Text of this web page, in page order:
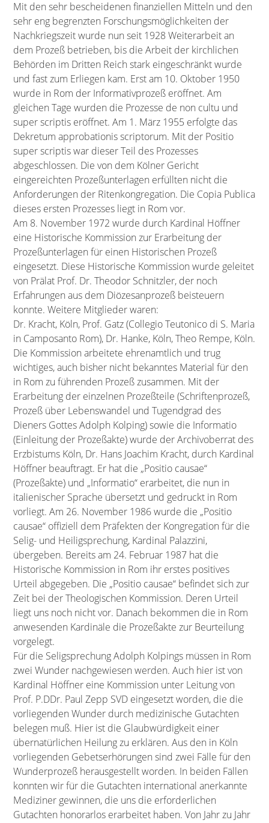
Mit den sehr bescheidenen finanziellen Mitteln und den
sehr eng begrenzten Forschungsmöglichkeiten der
Nachkriegszeit wurde nun seit 1928 Weiterarbeit an
dem Prozeß betrieben, bis die Arbeit der kirchlichen
Behörden im Dritten Reich stark eingeschränkt wurde
und fast zum Erliegen kam. Erst am 10. Oktober 1950
wurde in Rom der Informativprozeß eröffnet. Am
gleichen Tage wurden die Prozesse de non cultu und
super scriptis eröffnet. Am 1. März 1955 erfolgte das
Dekretum approbationis scriptorum. Mit der Positio
super scriptis war dieser Teil des Prozesses
abgeschlossen. Die von dem Kölner Gericht
eingereichten Prozeßunterlagen erfüllten nicht die
Anforderungen der Ritenkongregation. Die Copia Publica
dieses ersten Prozesses liegt in Rom vor.
Am 8. November 1972 wurde durch Kardinal Höffner
eine Historische Kommission zur Erarbeitung der
Prozeßunterlagen für einen Historischen Prozeß
eingesetzt. Diese Historische Kommission wurde geleitet
von Prälat Prof. Dr. Theodor Schnitzler, der noch
Erfahrungen aus dem Diözesanprozeß beisteuern
konnte. Weitere Mitglieder waren:
Dr. Kracht, Köln, Prof. Gatz (Collegio Teutonico di S. Maria
in Camposanto Rom), Dr. Hanke, Köln, Theo Rempe, Köln.
Die Kommission arbeitete ehrenamtlich und trug
wichtiges, auch bisher nicht bekanntes Material für den
in Rom zu führenden Prozeß zusammen. Mit der
Erarbeitung der einzelnen Prozeßteile (Schriftenprozeß,
Prozeß über Lebenswandel und Tugendgrad des
Dieners Gottes Adolph Kolping) sowie die Informatio
(Einleitung der Prozeßakte) wurde der Archivoberrat des
Erzbistums Köln, Dr. Hans Joachim Kracht, durch Kardinal
Höffner beauftragt. Er hat die „Positio causae“
(Prozeßakte) und „Informatio“ erarbeitet, die nun in
italienischer Sprache übersetzt und gedruckt in Rom
vorliegt. Am 26. November 1986 wurde die „Positio
causae“ offiziell dem Präfekten der Kongregation für die
Selig- und Heiligsprechung, Kardinal Palazzini,
übergeben. Bereits am 24. Februar 1987 hat die
Historische Kommission in Rom ihr erstes positives
Urteil abgegeben. Die „Positio causae“ befindet sich zur
Zeit bei der Theologischen Kommission. Deren Urteil
liegt uns noch nicht vor. Danach bekommen die in Rom
anwesenden Kardinäle die Prozeßakte zur Beurteilung
vorgelegt.
Für die Seligsprechung Adolph Kolpings müssen in Rom
zwei Wunder nachgewiesen werden. Auch hier ist von
Kardinal Höffner eine Kommission unter Leitung von
Prof. P.DDr. Paul Zepp SVD eingesetzt worden, die die
vorliegenden Wunder durch medizinische Gutachten
belegen muß. Hier ist die Glaubwürdigkeit einer
übernatürlichen Heilung zu erklären. Aus den in Köln
vorliegenden Gebetserhörungen sind zwei Fälle für den
Wunderprozeß herausgestellt worden. In beiden Fällen
konnten wir für die Gutachten international anerkannte
Mediziner gewinnen, die uns die erforderlichen
Gutachten honorarlos erarbeitet haben. Von Jahr zu Jahr